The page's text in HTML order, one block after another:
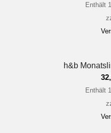
Enthält
h&b
Enthält